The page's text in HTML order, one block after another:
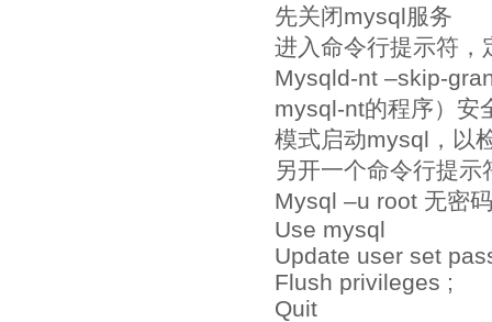
先关闭mysql服务
进入命令行提示符
Mysqld-nt –skip-
mysql-nt的程序）安
模式启动mysql，以
另开一个命令行提
Mysql –u root 无密
Use mysql
Update user set
Flush privileges ;
Quit